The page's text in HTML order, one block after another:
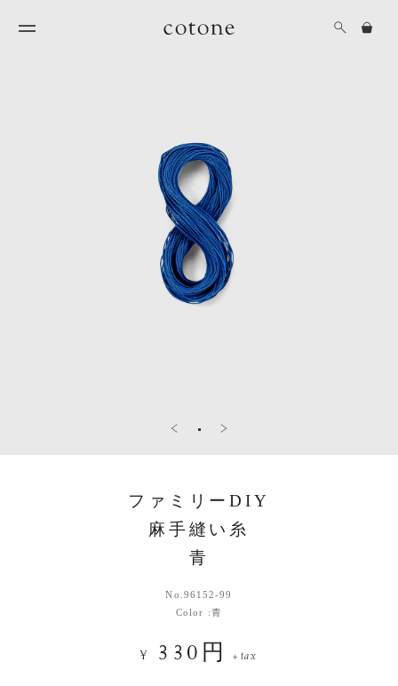
ファミリーDIY
麻手縫い糸
青
No. 96152-99
Color :青
¥ 330円 +tax